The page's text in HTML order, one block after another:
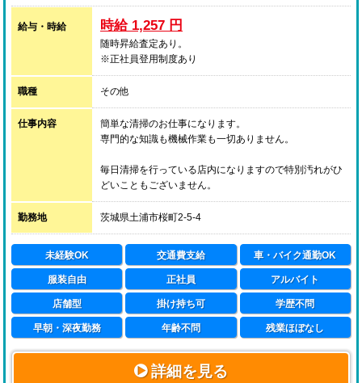
●男女不問
女性店舗スタッフ希望の方には、上記の基本的な業務の
他に、
女の子のメンタルケアや出勤スケジュールの管理など、
女性だからこそ出来るお仕事をお任せしたいと考えてい
ます。
女の子たちの心強い相談役として活躍していただけるこ
とを期待しております。
将来的に風俗業界を離れることになったとしても、
必ず役に立つ技術を身に付けていただきたいと考えてお
ります。
給与・時給 時給 1,257 円
随時昇給査定あり。
※正社員登用制度あり
職種 その他
仕事内容
簡単な清掃のお仕事になります。
専門的な知識も機械作業も一切ありません。
毎日清掃を行っている店内になりますので特別汚れがひ
どいこともございません。
日常のお掃除の延長のようなイメージで大丈夫です。
また、重い物を持つことも無いので体力に自信の無い女
性も問題ございません。
営業終了後の清掃になります。
部屋と水まわりの清掃、トイレ清掃、換気扇の洗浄、ゴ
ミ出し等々。
ポリッシャーによる床洗浄・ワックスの仕上げ等難しそ
うなお仕事は先輩社員が行います。
勤務地 茨城県土浦市桜町2-5-4
未経験OK 交通費支給 車・バイク通勤OK
服装自由 正社員 アルバイト
店舗型 掛け持ち可 学歴不問
早朝・深夜勤務 年齢不問 残業ほぼなし
詳細を見る